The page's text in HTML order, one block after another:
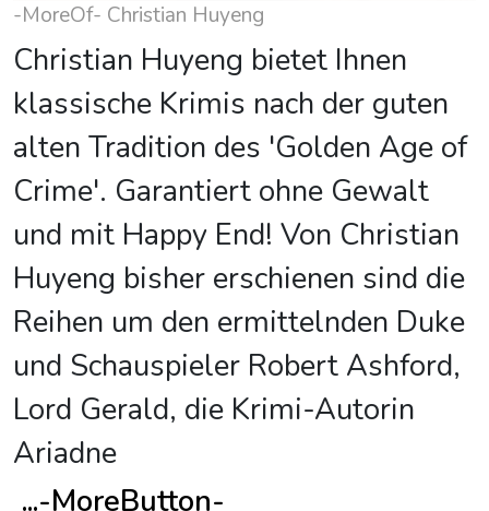
-MoreOf- Christian Huyeng
Christian Huyeng bietet Ihnen
klassische Krimis nach der guten
alten Tradition des 'Golden Age of
Crime'. Garantiert ohne Gewalt
und mit Happy End! Von Christian
Huyeng bisher erschienen sind die
Reihen um den ermittelnden Duke
und Schauspieler Robert Ashford,
Lord Gerald, die Krimi-Autorin
Ariadne
...-MoreButton-